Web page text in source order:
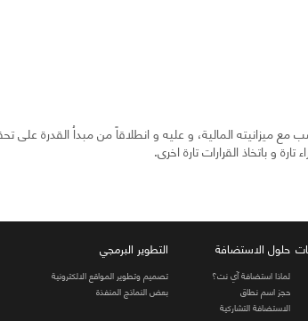
ميزانيته المالية، و عليه و انطلاقاً من مبداُ القدرة على
و باتخاذ القرارات تارة اخرى.
حلول الاستضافة
لماذا استضافة آي نت؟
حجز اسم نطاق
الاستضافة التشاركية
التطوير البرمجي
تصميم وتطوير المواقع الالكترونية
بعض النماذج المنفذة